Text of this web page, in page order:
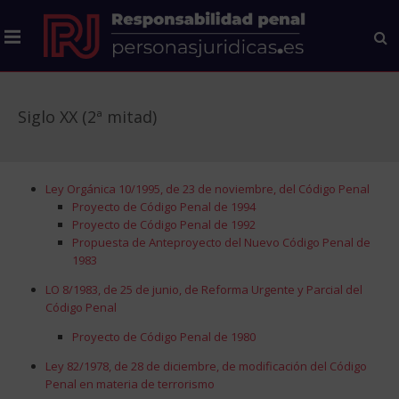
Siglo XX (2ª mitad)
Ley Orgánica 10/1995, de 23 de noviembre, del Código Penal
Proyecto de Código Penal de 1994
Proyecto de Código Penal de 1992
Propuesta de Anteproyecto del Nuevo Código Penal de
1983
LO 8/1983, de 25 de junio, de Reforma Urgente y Parcial del
Código Penal
Proyecto de Código Penal de 1980
Ley 82/1978, de 28 de diciembre, de modificación del Código
Penal en materia de terrorismo